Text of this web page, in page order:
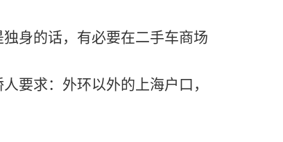
身的话，有必要在二手车商场
要求：外环以外的上海户口，